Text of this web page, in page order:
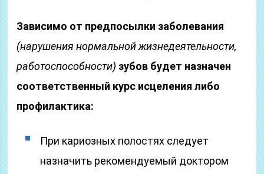
Зависимо от предпосылки заболевания
(нарушения нормальной жизнедеятельности,
работоспособности) зубов будет назначен
соответственный курс исцеления либо
профилактика:
При кариозных полостях следует
назначить рекомендуемый доктором